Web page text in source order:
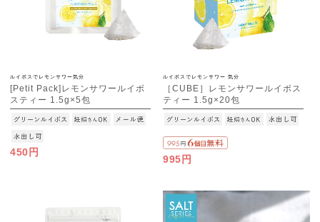
ルイボスでレモンサワー気分
[Petit Pack]レモンサワールイボ
スティー 1.5g×5包
[M便 1/10]
450円
ルイボスでレモンサワー 気分
［CUBE］レモンサワールイボス
ティー 1.5g×20包
995円